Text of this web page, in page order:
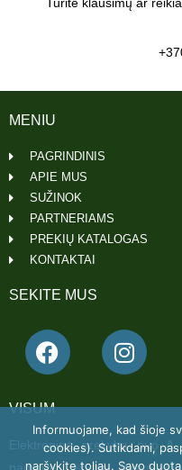
Turite klausimų ar
VISUM
Elektroninė prekyba nuo
SEKITE MUS
MENIU
PAGRINDINIS
APIE MUS
SUŽINOK
PARTNERIAMS
PREKIŲ KATALOGAS
KONTAKTAI
Informuojame, kad šioje
cookies). Sutikdami,
naršykite toliau. Savo